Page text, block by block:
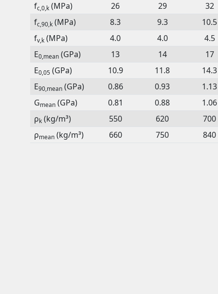
fc,0,k (MPa) 26 29
32
fc,90,k (MPa) 8.3 9.3
10.5
fv,k (MPa) 4.0 4.0
4.5
E0,mean (GPa) 13 14
17
E0,05 (GPa) 10.9 11.8
14.3
E90,mean (GPa) 0.86 0.93
1.13
Gmean (GPa) 0.81 0.88
1.06
ρk (kg/m³) 550 620
700
ρmean (kg/m³) 660 750 840